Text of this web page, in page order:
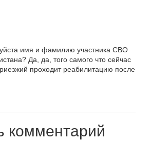
имя и фамилию участника СВО
Да, да, того самого что сейчас
проходит реабилитацию после
комментарий